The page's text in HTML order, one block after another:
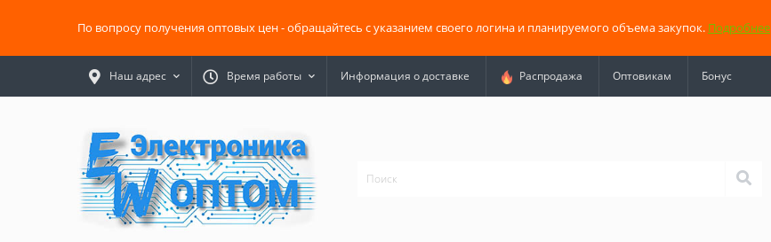
По вопросу получения оптовых цен - обращайтесь с указанием своего логина и планируемого объема закупок. Подробнее
Наш адрес Время работы Информация о доставке Распродажа Оптовикам Бонус